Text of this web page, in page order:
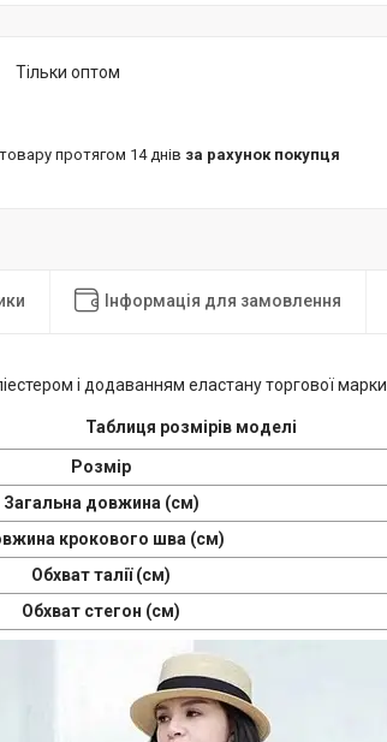
Тільки оптом
протягом 14 днів за рахунок покупця
Інформація для замовлення
і додаванням еластану торгової марки
Таблиця розмірів моделі
Розмір
Загальна довжина (см)
крокового шва (см)
Обхват талії (см)
Обхват стегон (см)